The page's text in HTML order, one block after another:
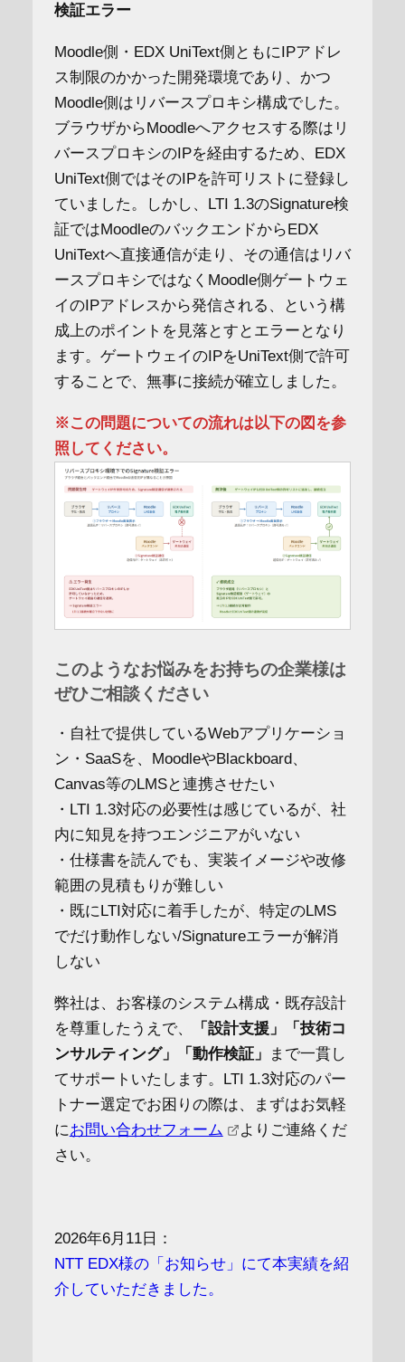
検証エラー
Moodle側・EDX UniText側ともにIPアドレ
ス制限のかかった開発環境であり、かつ
Moodle側はリバースプロキシ構成でした。
ブラウザからMoodleへアクセスする際はリ
バースプロキシのIPを経由するため、EDX
UniText側ではそのIPを許可リストに登録し
ていました。しかし、LTI 1.3のSignature検
証ではMoodleのバックエンドからEDX
UniTextへ直接通信が走り、その通信はリバ
ースプロキシではなくMoodle側ゲートウェ
イのIPアドレスから発信される、という構
成上のポイントを見落とすとエラーとなり
ます。ゲートウェイのIPをUniText側で許可
することで、無事に接続が確立しました。
※この問題についての流れは以下の図を参
照してください。
このようなお悩みをお持ちの企業様は
ぜひご相談ください
・自社で提供しているWebアプリケーショ
ン・SaaSを、MoodleやBlackboard、
Canvas等のLMSと連携させたい
・LTI 1.3対応の必要性は感じているが、社
内に知見を持つエンジニアがいない
・仕様書を読んでも、実装イメージや改修
範囲の見積もりが難しい
・既にLTI対応に着手したが、特定のLMS
でだけ動作しない/Signatureエラーが解消
しない
弊社は、お客様のシステム構成・既存設計
を尊重したうえで、
「設計支援」「技術コ
ンサルティング」「動作検証」
まで一貫し
てサポートいたします。LTI 1.3対応のパー
トナー選定でお困りの際は、まずはお気軽
にお問い合わせフォーム
よりご連絡くだ
さい。
2026年6月11日：
NTT EDX様の「お知らせ」にて本実績を紹
介していただきました。